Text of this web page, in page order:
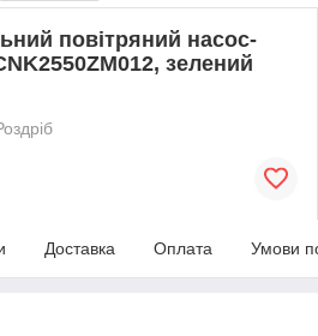
повітряний насос-
зелений
Доставка Оплата Умови